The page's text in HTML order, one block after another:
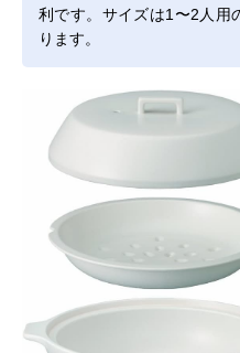
利です。サイズは1〜2人用
ります。